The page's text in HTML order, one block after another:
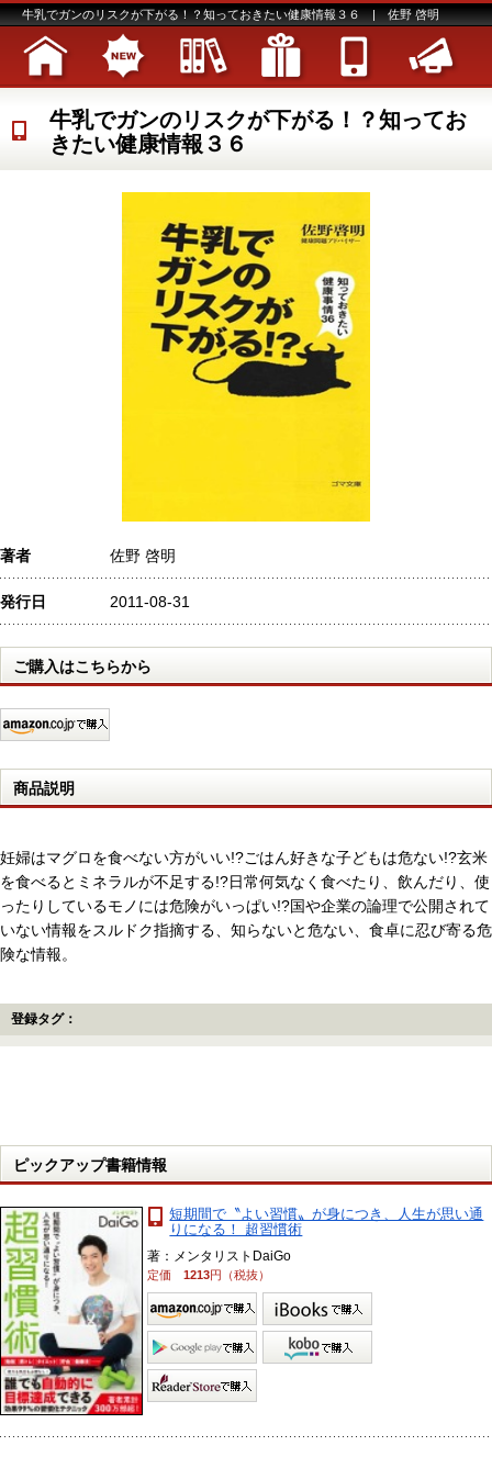
牛乳でガンのリスクが下がる！？知っておきたい健康情報３６ | 佐野 啓明
牛乳でガンのリスクが下がる！？知ってお
きたい健康情報３６
著者 佐野 啓明
発行日 2011-08-31
ご購入はこちらから
商品説明
妊婦はマグロを食べない方がいい!?ごはん好きな子どもは危ない!?玄米
を食べるとミネラルが不足する!?日常何気なく食べたり、飲んだり、使
ったりしているモノには危険がいっぱい!?国や企業の論理で公開されて
いない情報をスルドク指摘する、知らないと危ない、食卓に忍び寄る危
険な情報。
登録タグ：
ピックアップ書籍情報
短期間で〝よい習慣〟が身につき、人生が思い通
りになる！ 超習慣術
著：メンタリストDaiGo
定価1213円（税抜）